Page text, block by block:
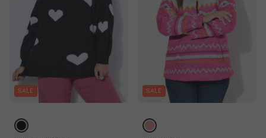
SALE SALE